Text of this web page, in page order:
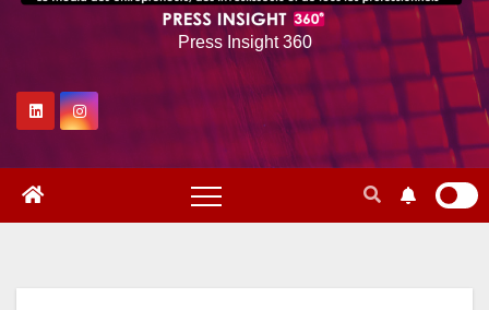
Press Insight 360